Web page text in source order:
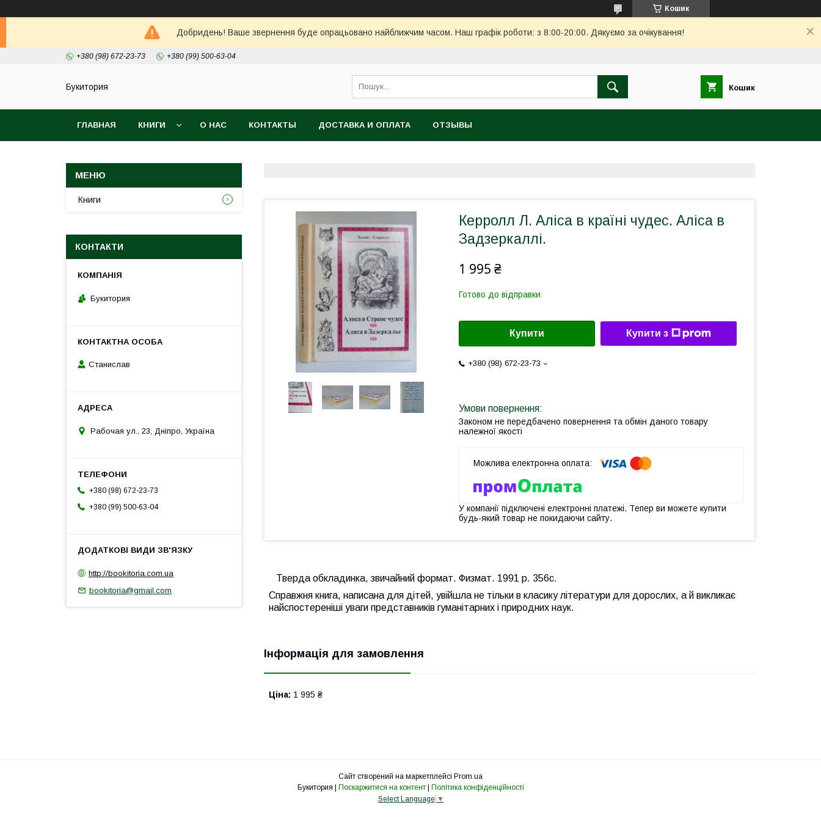
Кошик
Добридень! Ваше звернення буде опрацьовано найближчим часом. Наш графік роботи: з 8:00-20:00. Дякуємо за очікування!
+380 (98) 672-23-73 +380 (99) 500-63-04
Букитория Кошик
ГЛАВНАЯ КНИГИ О НАС КОНТАКТЫ ДОСТАВКА И ОПЛАТА ОТЗЫВЫ
Керролл Л. Аліса в країні чудес. Аліса в
Задзеркаллі.
1 995 ₴
Готово до відправки
Купити Купити з
+380 (98) 672-23-73
Законом не передбачено повернення та обмін даного товару
належної якості
У компанії підключені електронні платежі. Тепер ви можете купити
будь-який товар не покидаючи сайту.
Тверда обкладинка, звичайний формат. Физмат. 1991 р. 356с.
Справжня книга, написана для дітей, увійшла не тільки в класику літератури для дорослих, а й викликає
найспостереніші уваги представників гуманітарних і природних наук.
Інформація для замовлення
Ціна: 1 995 ₴
Книги
КОНТАКТИ
Букитория
Станислав
Рабочая ул., 23, Дніпро, Україна
+380 (98) 672-23-73
+380 (99) 500-63-04
http://bookitoria.com.ua
bookitoria@gmail.com
Сайт створений на маркетплейсі Prom.ua
Поскаржитися на контент
Політика конфіденційності
Select Language ▼